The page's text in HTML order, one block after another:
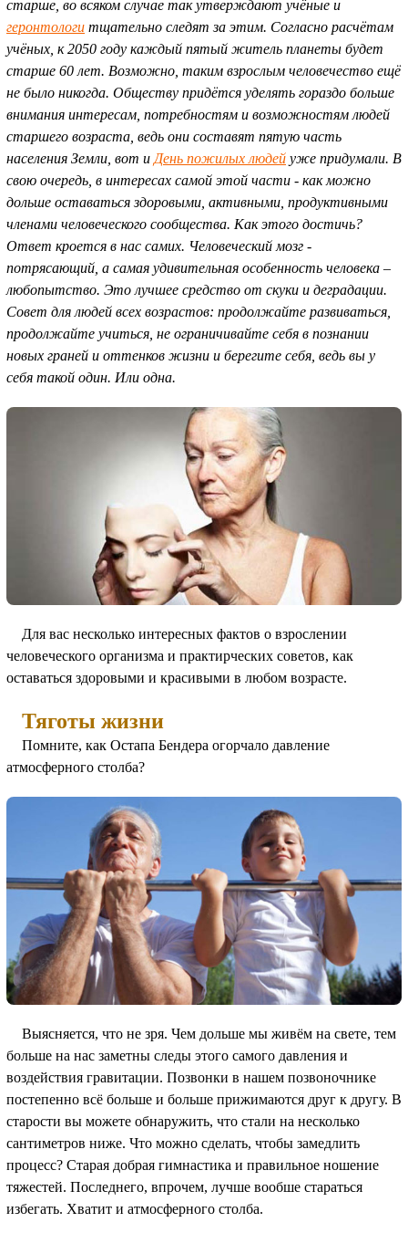
старше, во всяком случае так утверждают учёные и
геронтологи тщательно следят за этим. Согласно расчётам
учёных, к 2050 году каждый пятый житель планеты будет
старше 60 лет. Возможно, таким взрослым человечество ещё
не было никогда. Обществу придётся уделять гораздо больше
внимания интересам, потребностям и возможностям людей
старшего возраста, ведь они составят пятую часть
населения Земли, вот и День пожилых людей уже придумали. В
свою очередь, в интересах самой этой части - как можно
дольше оставаться здоровыми, активными, продуктивными
членами человеческого сообщества. Как этого достичь?
Ответ кроется в нас самих. Человеческий мозг -
потрясающий, а самая удивительная особенность человека –
любопытство. Это лучшее средство от скуки и деградации.
Совет для людей всех возрастов: продолжайте развиваться,
продолжайте учиться, не ограничивайте себя в познании
новых граней и оттенков жизни и берегите себя, ведь вы у
себя такой один. Или одна.
Для вас несколько интересных фактов о взрослении
человеческого организма и практирческих советов, как
оставаться здоровыми и красивыми в любом возрасте.
Тяготы жизни
Помните, как Остапа Бендера огорчало давление
атмосферного столба?
Выясняется, что не зря. Чем дольше мы живём на свете, тем
больше на нас заметны следы этого самого давления и
воздействия гравитации. Позвонки в нашем позвоночнике
постепенно всё больше и больше прижимаются друг к другу. В
старости вы можете обнаружить, что стали на несколько
сантиметров ниже. Что можно сделать, чтобы замедлить
процесс? Старая добрая гимнастика и правильное ношение
тяжестей. Последнего, впрочем, лучше вообше стараться
избегать. Хватит и атмосферного столба.